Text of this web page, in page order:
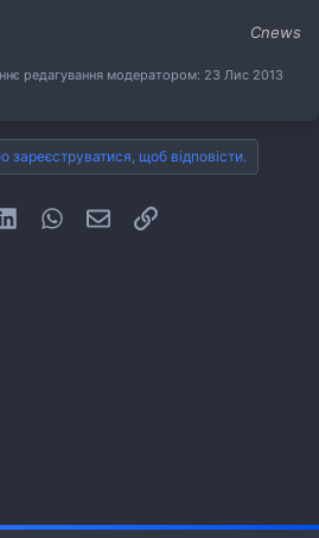
Cnews
редагування модератором: 23 Лис 2013
зареєструватися, щоб відповісти.
LinkedInWhatsApp
E-mailПосилання